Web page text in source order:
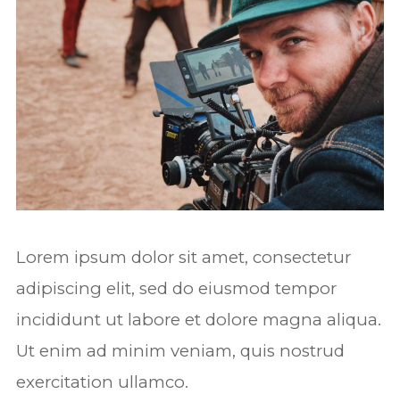
Lorem ipsum dolor sit amet, consectetur
adipiscing elit, sed do eiusmod tempor
incididunt ut labore et dolore magna aliqua.
Ut enim ad minim veniam, quis nostrud
exercitation ullamco.